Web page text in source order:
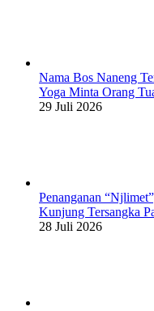
Nama Bos Naneng
Yoga Minta Orang
29 Juli 2026
Penanganan
Kunjung Tersangka
28 Juli 2026